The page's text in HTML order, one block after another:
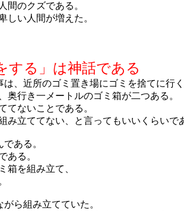
間のクズである。
しい人間が増えた。
する」は神話である
、近所のゴミ置き場にゴミを捨てに行く
奥行き一メートルのゴミ箱が二つある。
てないことである。
み立ててない、と言ってもいいくらいで
ある。
ある。
箱を組み立て、
ら組み立てていた。